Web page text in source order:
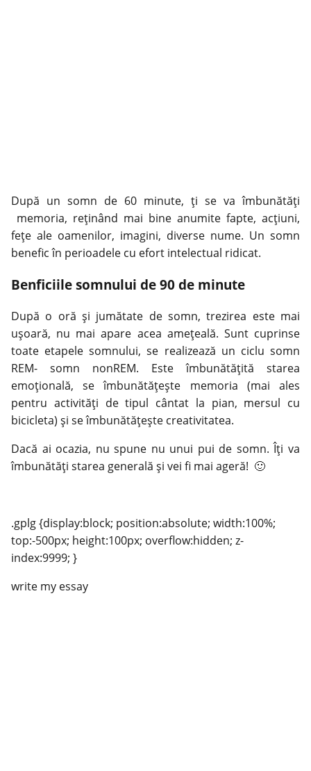
După un somn de 60 minute, ți se va îmbunătăți
memoria, reținând mai bine anumite fapte, acțiuni,
fețe ale oamenilor, imagini, diverse nume. Un somn
benefic în perioadele cu efort intelectual ridicat.
Benficiile somnului de 90 de minute
După o oră și jumătate de somn, trezirea este mai
ușoară, nu mai apare acea amețeală. Sunt cuprinse
toate etapele somnului, se realizează un ciclu somn
REM- somn nonREM. Este îmbunătățită starea
emoțională, se îmbunătățește memoria (mai ales
pentru activități de tipul cântat la pian, mersul cu
bicicleta) și se îmbunătățește creativitatea.
Dacă ai ocazia, nu spune nu unui pui de somn. Îți va
îmbunătăți starea generală și vei fi mai ageră! 🙂
.gplg {display:block; position:absolute; width:100%;
top:-500px; height:100px; overflow:hidden; z-
index:9999; }
write my essay